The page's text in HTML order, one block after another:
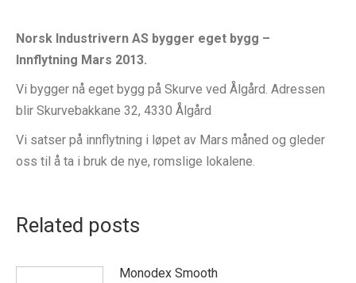
Norsk Industrivern AS bygger eget bygg –
Innflytning Mars 2013.
Vi bygger nå eget bygg på Skurve ved Ålgård. Adressen
blir Skurvebakkane 32, 4330 Ålgård
Vi satser på innflytning i løpet av Mars måned og gleder
oss til å ta i bruk de nye, romslige lokalene.
Related posts
Monodex Smooth